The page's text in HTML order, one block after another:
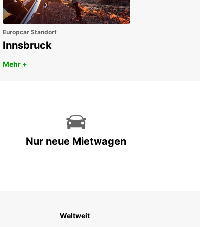
Europcar Standort
Innsbruck
Mehr +
Nur neue Mietwagen
Weltweit